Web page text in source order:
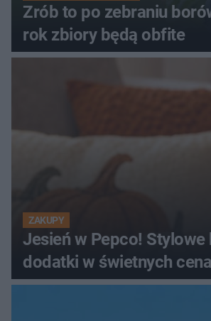
Zrób to po zebraniu
rok zbiory będą obfite
ZAKUPY
Jesień w Pepco! Stylowe
dodatki w świetnych